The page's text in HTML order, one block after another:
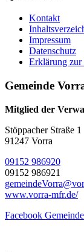
Kontakt
Impressum
Datenschutz
Erklärung
Gemeinde
Mitglied der
Stöppacher Straße 1
91247 Vorra
09152 986920
09152 986921
www.vorra-mfr.de/
Facebook